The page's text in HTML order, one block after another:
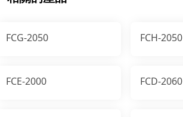
FCG-2050 FCH-2050
FCE-2000 FCD-2060